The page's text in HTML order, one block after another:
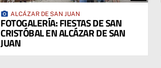
photo_camera ALCÁZAR DE SAN JUAN
FOTOGALERÍA: FIESTAS DE SAN
CRISTÓBAL EN ALCÁZAR DE SAN
JUAN